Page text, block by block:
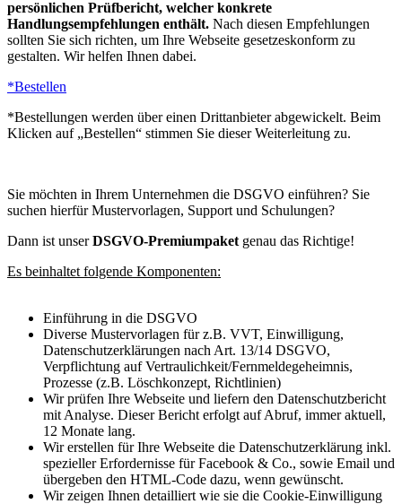
persönlichen Prüfbericht, welcher konkrete
Handlungsempfehlungen enthält. Nach diesen Empfehlungen
sollten Sie sich richten, um Ihre Webseite gesetzeskonform zu
gestalten. Wir helfen Ihnen dabei.
*Bestellen
*Bestellungen werden über einen Drittanbieter abgewickelt. Beim
Klicken auf „Bestellen“ stimmen Sie dieser Weiterleitung zu.
Sie möchten in Ihrem Unternehmen die DSGVO einführen? Sie
suchen hierfür Mustervorlagen, Support und Schulungen?
Dann ist unserDSGVO-Premiumpaket genau das Richtige!
Es beinhaltet folgende Komponenten:
Einführung in die DSGVO
Diverse Mustervorlagen für z.B. VVT, Einwilligung,
Datenschutzerklärungen nach Art. 13/14 DSGVO,
Verpflichtung auf Vertraulichkeit/Fernmeldegeheimnis,
Prozesse (z.B. Löschkonzept, Richtlinien)
Wir prüfen Ihre Webseite und liefern den Datenschutzbericht
mit Analyse. Dieser Bericht erfolgt auf Abruf, immer aktuell,
12 Monate lang.
Wir erstellen für Ihre Webseite die Datenschutzerklärung inkl.
spezieller Erfordernisse für Facebook & Co., sowie Email und
übergeben den HTML-Code dazu, wenn gewünscht.
Wir zeigen Ihnen detailliert wie sie die Cookie-Einwilligung